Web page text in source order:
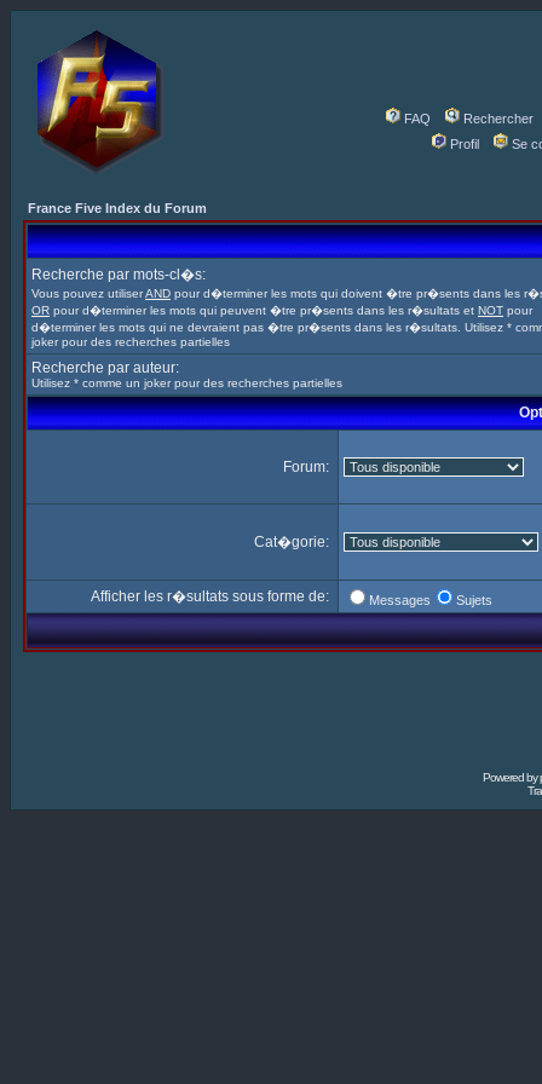
FAQ
Rechercher
Profil
Se
France Five Index du Forum
Recherche par mots-cl�s:
Vous pouvez utiliserAND pour d�terminer les mots qui doivent �tre pr�sents dans les
OR pour d�terminer les mots qui peuvent �tre pr�sents dans les r�sultats et NOT pour
d�terminer les mots qui ne devraient pas �tre pr�sents dans les r�sultats. Utilisez *
joker pour des recherches partielles
Recherche par auteur:
Utilisez * comme un joker pour des recherches partielles
Forum:
Cat�gorie:
Afficher les r�sultats sous forme de: Messages Sujets
Powered by